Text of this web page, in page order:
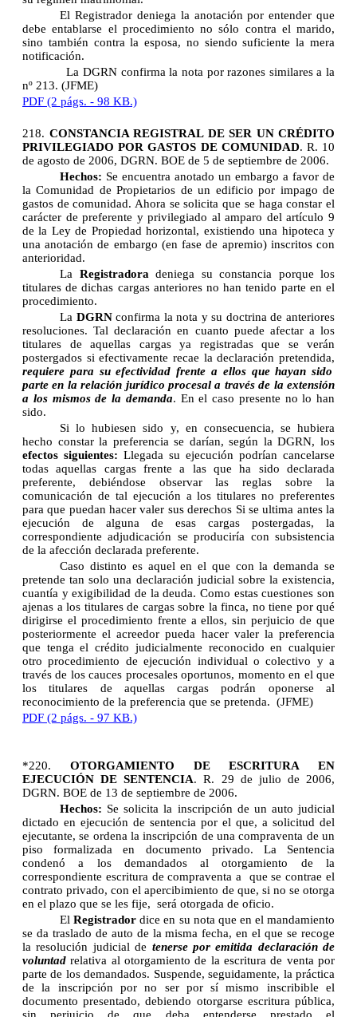
El Registrador deniega la anotación por entender que
debe entablarse el procedimiento no sólo contra el marido,
sino también contra la esposa, no siendo suficiente la mera
notificación.
La DGRN confirma la nota por razones similares a la
nº 213. (JFME)
PDF (2 págs. - 98 KB.)
218. CONSTANCIA REGISTRAL DE SER UN CRÉDITO
PRIVILEGIADO POR GASTOS DE COMUNIDAD. R. 10
de agosto de 2006, DGRN. BOE de 5 de septiembre de 2006.
Hechos: Se encuentra anotado un embargo a favor de
la Comunidad de Propietarios de un edificio por impago de
gastos de comunidad. Ahora se solicita que se haga constar el
carácter de preferente y privilegiado al amparo del artículo 9
de la Ley de Propiedad horizontal, existiendo una hipoteca y
una anotación de embargo (en fase de apremio) inscritos con
anterioridad.
La Registradoradeniega su constancia porque los
titulares de dichas cargas anteriores no han tenido parte en el
procedimiento.
La DGRNconfirma la nota y su doctrina de anteriores
resoluciones. Tal declaración en cuanto puede afectar a los
titulares de aquellas cargas ya registradas que se verán
postergados si efectivamente recae la declaración pretendida,
requiere para su efectividad frente a ellos que hayan sido
parte en la relación jurídico procesal a través de la extensión
a los mismos de la demanda. En el caso presente no lo han
sido.
Si lo hubiesen sido y, en consecuencia, se hubiera
hecho constar la preferencia se darían, según la DGRN, los
efectos siguientes: Llegada su ejecución podrían cancelarse
todas aquellas cargas frente a las que ha sido declarada
preferente, debiéndose observar las reglas sobre la
comunicación de tal ejecución a los titulares no preferentes
para que puedan hacer valer sus derechos Si se ultima antes la
ejecución de alguna de esas cargas postergadas, la
correspondiente adjudicación se produciría con subsistencia
de la afección declarada preferente.
Caso distinto es aquel en el que con la demanda se
pretende tan solo una declaración judicial sobre la existencia,
cuantía y exigibilidad de la deuda. Como estas cuestiones son
ajenas a los titulares de cargas sobre la finca, no tiene por qué
dirigirse el procedimiento frente a ellos, sin perjuicio de que
posteriormente el acreedor pueda hacer valer la preferencia
que tenga el crédito judicialmente reconocido en cualquier
otro procedimiento de ejecución individual o colectivo y a
través de los cauces procesales oportunos, momento en el que
los titulares de aquellas cargas podrán oponerse al
reconocimiento de la preferencia que se pretenda. (JFME)
PDF (2 págs. - 97 KB.)
*220. OTORGAMIENTO DE ESCRITURA EN
EJECUCIÓN DE SENTENCIA. R. 29 de julio de 2006,
DGRN. BOE de 13 de septiembre de 2006.
Hechos: Se solicita la inscripción de un auto judicial
dictado en ejecución de sentencia por el que, a solicitud del
ejecutante, se ordena la inscripción de una compraventa de un
piso formalizada en documento privado. La Sentencia
condenó a los demandados al otorgamiento de la
correspondiente escritura de compraventa a que se contrae el
contrato privado, con el apercibimiento de que, si no se otorga
en el plazo que se les fije, será otorgada de oficio.
ElRegistrador dice en su nota que en el mandamiento
se da traslado de auto de la misma fecha, en el que se recoge
la resolución judicial de tenerse por emitida declaración de
voluntad relativa al otorgamiento de la escritura de venta por
parte de los demandados. Suspende, seguidamente, la práctica
de la inscripción por no ser por sí mismo inscribible el
documento presentado, debiendo otorgarse escritura pública,